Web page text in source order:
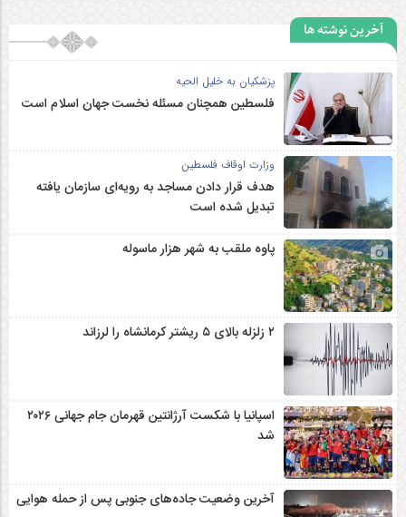
آخرین نوشته ها
پزشکیان به خلیل الحیه
فلسطین همچنان مسئله نخست جهان اسلام است
وزارت اوقاف فلسطین
هدف قرار دادن مساجد به رویه‌ای سازمان‌ یافته
تبدیل شده است
پاوه ملقب به شهر هزار ماسوله
۲ زلزله‌ بالای ۵ ریشتر کرمانشاه را لرزاند
اسپانیا با شکست آرژانتین قهرمان جام جهانی ۲۰۲۶
شد
آخرین وضعیت جاده‌های جنوبی پس از حمله هوایی